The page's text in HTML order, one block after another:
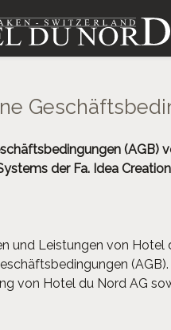
(AGB)
der Fa. Idea
und Leistungen von Hotel
von Hotel du Nord AG